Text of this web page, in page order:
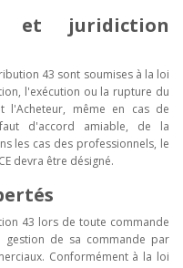
et juridiction
43 sont soumises à la loi
l'exécution ou la rupture du
l'Acheteur, même en cas de
d'accord amiable, de la
les cas des professionnels, le
devra être désigné.
43 lors de toute commande
gestion de sa commande par
Conformément à la loi